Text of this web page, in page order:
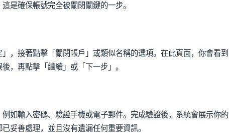
是確保帳號完全被關閉關鍵的一步。
，接著點擊「關閉帳戶」或類似名稱的選項。在此頁面，你會看到
，再點擊「繼續」或「下一步」。
如輸入密碼、驗證手機或電子郵件。完成驗證後，系統會展示你
妥善處理，並且沒有遺漏任何重要資訊。